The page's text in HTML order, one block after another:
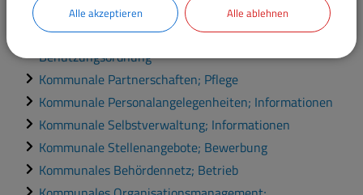
Systembetreuung
Kommunale öffentliche Einrichtungen; Erlass einer
Benutzungsordnung
Kommunale Partnerschaften; Pflege
Kommunale Personalangelegenheiten; Informationen
Kommunale Selbstverwaltung; Informationen
Kommunale Stellenangebote; Bewerbung
Kommunales Behördennetz; Betrieb
Alle akzeptieren Alle ablehnen